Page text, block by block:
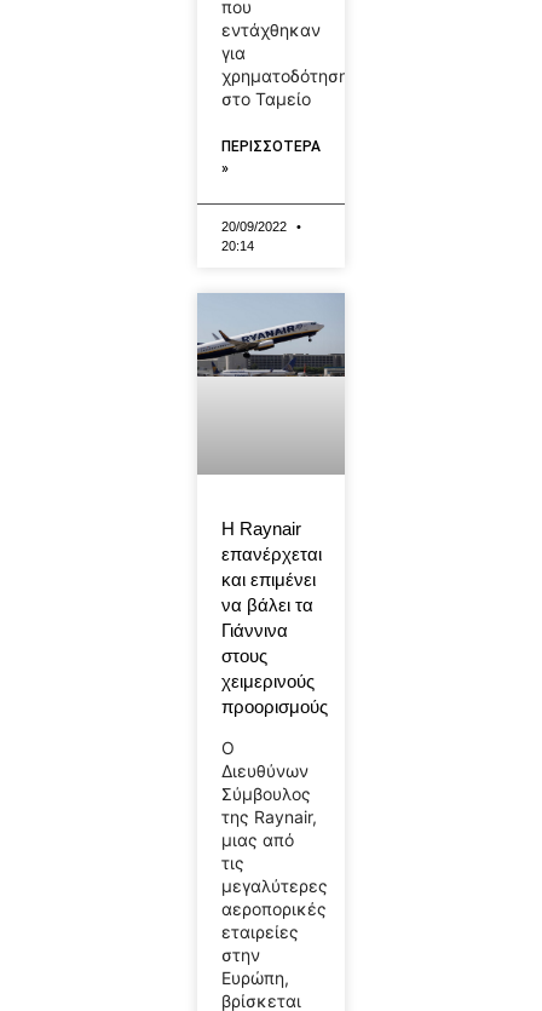
που
εντάχθηκαν
για
χρηματοδότηση
στο Ταμείο
ΠΕΡΙΣΣΟΤΕΡΑ
»
20/09/2022
20:14
Η Raynair
επανέρχεται
και επιμένει
να βάλει τα
Γιάννινα
στους
χειμερινούς
προορισμούς
Ο
Διευθύνων
Σύμβουλος
της Raynair,
μιας από
τις
μεγαλύτερες
αεροπορικές
εταιρείες
στην
Ευρώπη,
βρίσκεται